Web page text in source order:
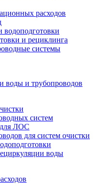
расходов
водоподготовки
и рециклинга
системы
воды и трубопроводов
систем
для ЛОС
для систем очистки
воды